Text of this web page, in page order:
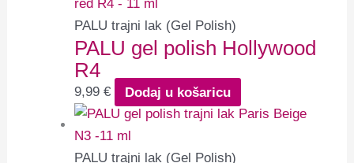
PALU trajni lak (Gel Polish)
PALU gel polish Hollywood
R4
9,99€ Dodaj u košaricu
PALU trajni lak (Gel Polish)